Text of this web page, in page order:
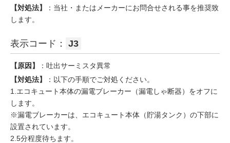
【対処法】
：当社・またはメーカーにお問合せされる事を推奨致
します。
表示コード： J3
【原因】
：吐出サーミスタ異常
【対処法】
：以下の手順でご対処ください。
1.エコキュート本体の漏電ブレーカー（漏電しゃ断器）をオフに
します。
※漏電ブレーカーは、エコキュート本体（貯湯タンク）の下部に
設置されています。
2.5分程度待ちます。